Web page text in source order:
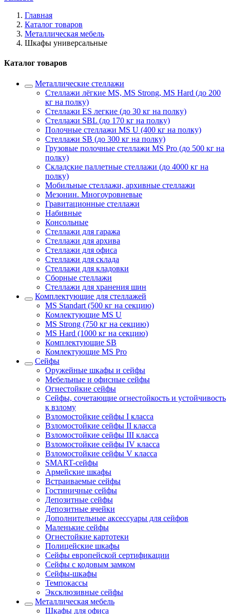
Главная
Каталог товаров
Металлическая мебель
Шкафы универсальные
Каталог товаров
Металлические стеллажи
Стеллажи лёгкие MS, MS Strong, MS Hard (до 200
кг на полку)
Стеллажи ES легкие (до 30 кг на полку)
Стеллажи SBL (до 170 кг на полку)
Полочные стеллажи MS U (400 кг на полку)
Стеллажи SB (до 300 кг на полку)
Грузовые полочные стеллажи MS Pro (до 500 кг на
полку)
Складские паллетные стеллажи (до 4000 кг на
полку)
Мобильные стеллажи, архивные стеллажи
Мезонин. Многоуровневые
Гравитационные стеллажи
Набивные
Консольные
Стеллажи для гаража
Стеллажи для архива
Стеллажи для офиса
Стеллажи для склада
Стеллажи для кладовки
Сборные стеллажи
Стеллажи для хранения шин
Комплектующие для стеллажей
MS Standart (500 кг на секцию)
Комлектующие MS U
MS Strong (750 кг на секцию)
MS Hard (1000 кг на секцию)
Комплектующие SB
Комлектующие MS Pro
Сейфы
Оружейные шкафы и сейфы
Мебельные и офисные сейфы
Огнестойкие сейфы
Сейфы, сочетающие огнестойкость и устойчивость
к взлому
Взломостойкие сейфы I класса
Взломостойкие сейфы II класса
Взломостойкие сейфы III класса
Взломостойкие сейфы IV класса
Взломостойкие сейфы V класса
SMART-сейфы
Армейские шкафы
Встраиваемые сейфы
Гостиничные сейфы
Депозитные сейфы
Депозитные ячейки
Дополнительные аксессуары для сейфов
Маленькие сейфы
Огнестойкие картотеки
Полицейские шкафы
Сейфы европейской сертификации
Сейфы с кодовым замком
Сейфы-шкафы
Темпокассы
Эксклюзивные сейфы
Металлическая мебель
Шкафы для офиса